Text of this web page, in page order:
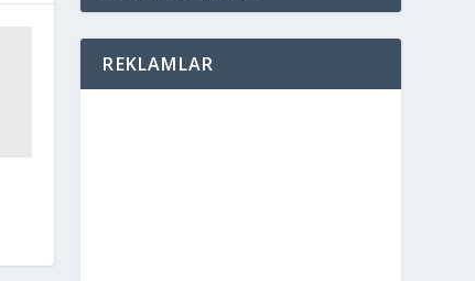
REKLAMLAR